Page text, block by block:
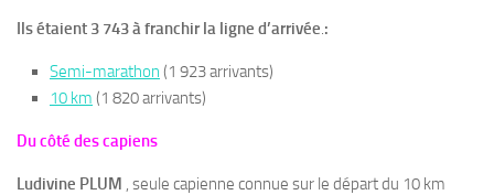
Ils étaient 3 743 à franchir la ligne d’arrivée.:
Semi-marathon (1 923 arrivants)
10 km (1 820 arrivants)
Du côté des capiens
Ludivine PLUM , seule capienne connue sur le départ du 10 km